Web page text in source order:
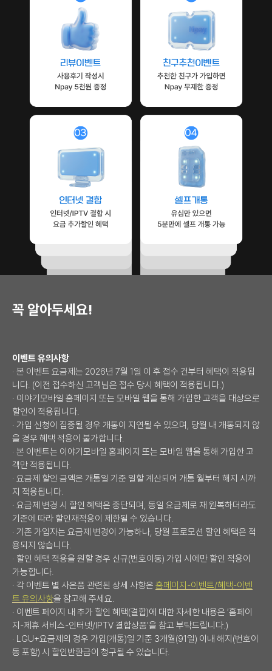
리뷰이벤트 사용 후기 작성 시 Npay 최대 5천원친구추천 이벤트 추천한 친구가 가
인터넷결합 인터넷IPTV 결합 시 요금제 추가 할인 혜택셀프개통 유심만 있으면 5분만에
꼭 알아두세요!
이벤트 유의사항
· 본 이벤트 요금제는 2026년 7월 1일 이 후 접수 건부터 혜택이 적용됩
니다. (이전 접수하신 고객님은 접수 당시 혜택이 적용됩니다.)
· 이야기모바일 홈페이지 또는 모바일 웹을 통해 가입한 고객을 대상으로
할인이 적용됩니다.
· 가입 신청이 집중될 경우 개통이 지연될 수 있으며, 당월 내 개통되지 않
을 경우 혜택 적용이 불가합니다.
· 본 이벤트는 이야기모바일 홈페이지 또는 모바일 웹을 통해 가입한 고
객만 적용됩니다.
· 요금제 할인 금액은 개통일 기준 일할 계산되어 개통 월부터 해지 시까
지 적용됩니다.
· 요금제 변경 시 할인 혜택은 중단되며, 동일 요금제로 재 원복하더라도
기준에 따라 할인재적용이 제한될 수 있습니다.
· 기존 가입자는 요금제 변경이 가능하나, 당월 프로모션 할인 혜택은 적
용되지 않습니다.
· 할인 혜택 적용을 원할 경우 신규(번호이동) 가입 시에만 할인 적용이
가능합니다.
· 각 이벤트 별 사은품 관련된 상세 사항은 홈페이지-이벤트/혜택-이벤
트 유의사항을 참고해 주세요.
· 이벤트 페이지 내 추가 할인 혜택(결합)에 대한 자세한 내용은 ‘홈페이
지-제휴 서비스-인터넷/IPTV 결합상품’을 참고 부탁드립니다.)
· LGU+요금제의 경우 가입(개통)일 기준 3개월(91일) 이내 해지(번호이
동 포함) 시 할인반환금이 청구될 수 있습니다.